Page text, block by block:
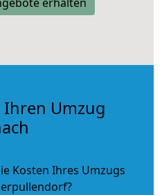
Umzug
Kosten Ihres Umzugs